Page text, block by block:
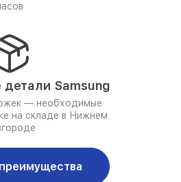
Samsung
— необходимые
на складе в Нижнем